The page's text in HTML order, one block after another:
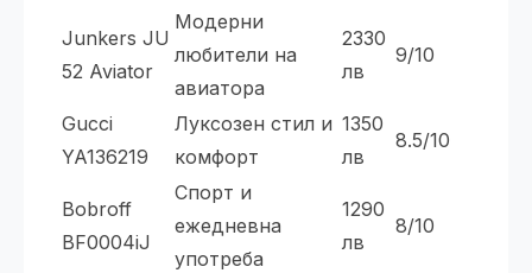
Junkers JU
52 Aviator
Модерни
любители на
авиатора
2330
лв
9/10
Gucci
YA136219
Луксозен стил и
комфорт
1350
лв
8.5/10
Bobroff
BF0004iJ
Спорт и
ежедневна
употреба
1290
лв
8/10